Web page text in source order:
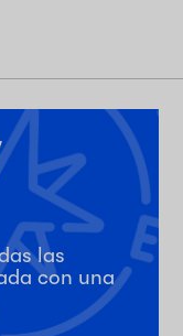
las
con una